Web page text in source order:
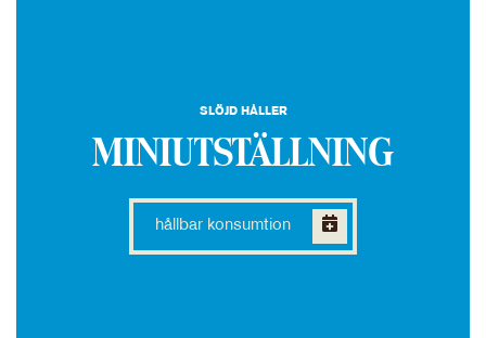
SLÖJD HÅLLER
MINIUTSTÄLLNING
hållbar konsumtion